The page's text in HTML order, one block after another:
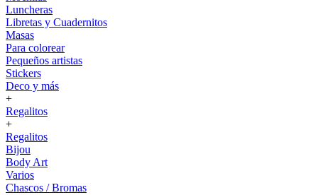
Luncheras
Libretas y Cuadernitos
Masas
Para colorear
Pequeños artistas
Stickers
Deco y más
+
Regalitos
+
Regalitos
Bijou
Body Art
Varios
Chascos / Bromas